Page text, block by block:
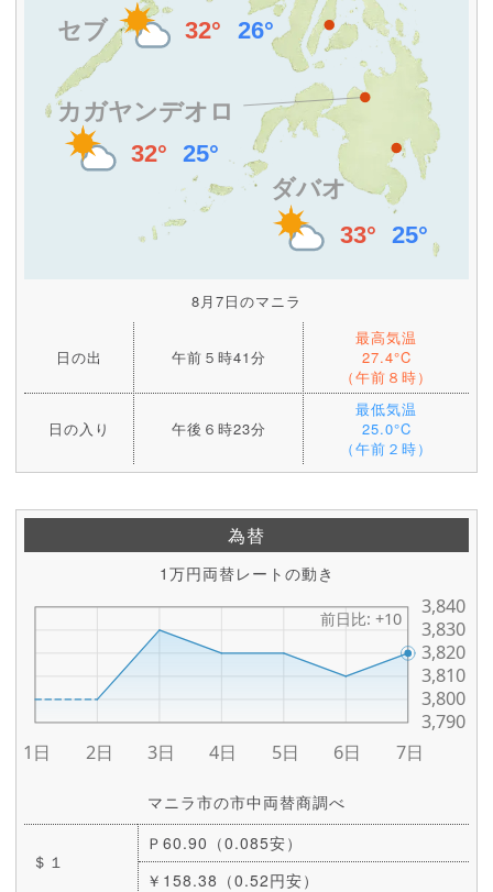
8月7日のマニラ
日の出 午前５時41分
最高気温
27.4°C
（午前８時）
日の入り 午後６時23分
最低気温
25.0°C
（午前２時）
為替
1万円両替レートの動き
マニラ市の市中両替商調べ
＄１
Ｐ60.90（0.085安）
￥158.38（0.52円安）